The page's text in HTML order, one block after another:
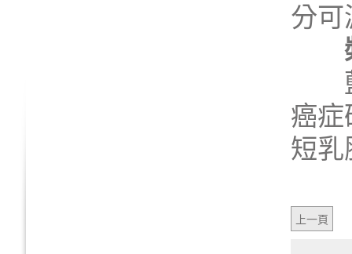
分可
藍
癌症
短乳
上一頁